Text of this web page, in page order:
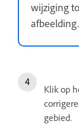
wijziging
afbeelding.
Klik op
gebied.